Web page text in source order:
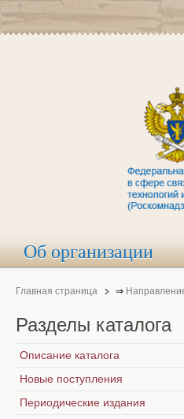
Об организации
Главная страница ⇒
Разделы каталога
Описание каталога
Новые поступления
Периодические издания